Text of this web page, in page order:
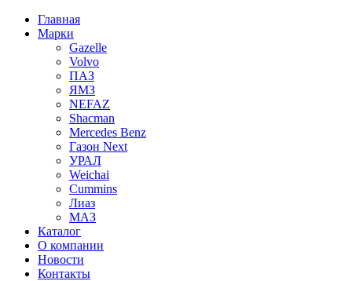
Главная
Марки
Gazelle
Volvo
ПАЗ
ЯМЗ
NEFAZ
Shacman
Mercedes Benz
Газон Next
УРАЛ
Weichai
Cummins
Лиаз
МАЗ
Каталог
О компании
Новости
Контакты